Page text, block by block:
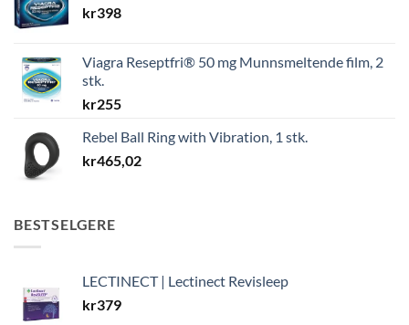
kr398
Viagra Reseptfri® 50 mg Munnsmeltende film, 2
stk.
kr255
Rebel Ball Ring with Vibration, 1 stk.
kr465,02
BESTSELGERE
LECTINECT | Lectinect Revisleep
kr379